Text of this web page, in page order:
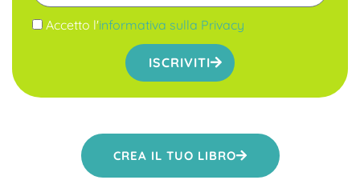
Accetto l'informativa sulla Privacy
ISCRIVITI
CREA IL TUO LIBRO